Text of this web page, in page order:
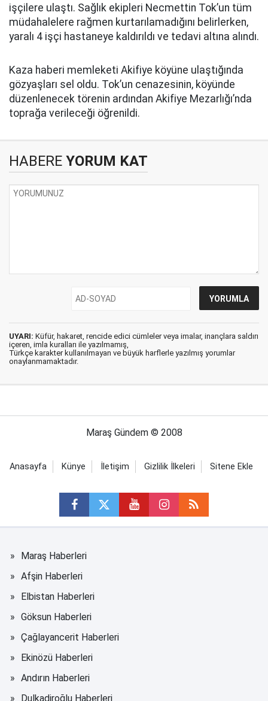
işçilere ulaştı. Sağlık ekipleri Necmettin Tok’un tüm
müdahalelere rağmen kurtarılamadığını belirlerken,
yaralı 4 işçi hastaneye kaldırıldı ve tedavi altına alındı.
Kaza haberi memleketi Akifiye köyüne ulaştığında
gözyaşları sel oldu. Tok’un cenazesinin, köyünde
düzenlenecek törenin ardından Akifiye Mezarlığı’nda
toprağa verileceği öğrenildi.
HABERE YORUM KAT
UYARI: Küfür, hakaret, rencide edici cümleler veya imalar, inançlara saldırı
içeren, imla kuralları ile yazılmamış,
Türkçe karakter kullanılmayan ve büyük harflerle yazılmış yorumlar
onaylanmamaktadır.
Maraş Gündem © 2008
Anasayfa Künye İletişim Gizlilik İlkeleri Sitene Ekle
Maraş Haberleri
Afşin Haberleri
Elbistan Haberleri
Göksun Haberleri
Çağlayancerit Haberleri
Ekinözü Haberleri
Andırın Haberleri
Dulkadiroğlu Haberleri